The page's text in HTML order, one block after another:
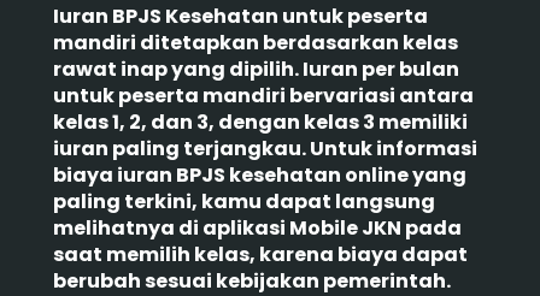
Iuran BPJS Kesehatan untuk peserta
mandiri ditetapkan berdasarkan kelas
rawat inap yang dipilih. Iuran per bulan
untuk peserta mandiri bervariasi antara
kelas 1, 2, dan 3, dengan kelas 3 memiliki
iuran paling terjangkau. Untuk informasi
biaya iuran BPJS kesehatan online yang
paling terkini, kamu dapat langsung
melihatnya di aplikasi Mobile JKN pada
saat memilih kelas, karena biaya dapat
berubah sesuai kebijakan pemerintah.